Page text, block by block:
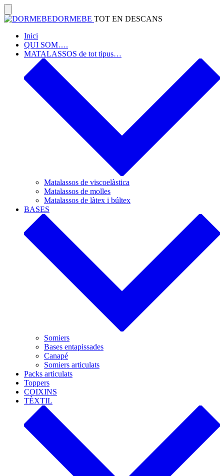
Skip
toSearch
Toggle
DORMEBE TOT EN DESCANS
Inici
QUI SOM….
MATALASSOS de tot tipus…
Matalassos de viscoelàstica
Matalassos de molles
Matalassos de làtex i búltex
BASES
Somiers
Bases entapissades
Canapé
Somiers articulats
Packs articulats
Toppers
COIXINS
TÈXTIL